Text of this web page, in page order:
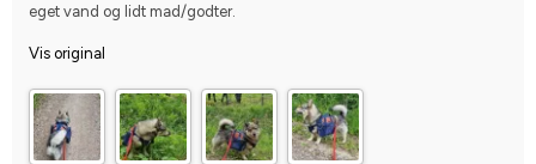
eget vand og lidt mad/godter.
Vis original